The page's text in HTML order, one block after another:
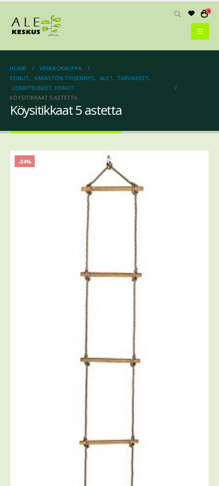
0
HOME
VERKKOKAUPPA
KEINUT, VARASTON TYHJENNYS, ALE !, TARVIKKEET,
LEIKKITELINEET, KEINUT
KÖYSITIKKAAT 5 ASTETTA
Köysitikkaat 5 astetta
-34%